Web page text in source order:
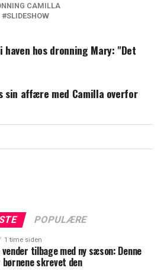
er dronning Camillas
sidste gang: Rørende
dronning Elizabeth
CAMILLA
SLIDESHOW
haven hos dronning Mary: "Det
sin affære med Camilla overfor
POPULÆRE
1 time siden
tilbage med ny sæson: Denne
børnene skrevet den